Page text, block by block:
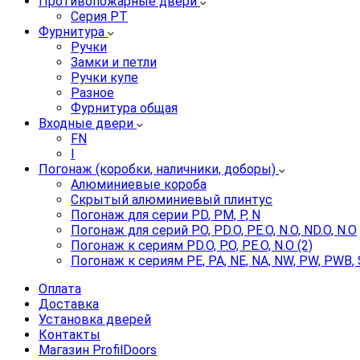
Серия PT
Фурнитура
Ручки
Замки и петли
Ручки купе
Разное
Фурнитура общая
Входные двери
FN
I
Погонаж (коробки, наличники, доборы)
Алюминиевые короба
Скрытый алюминиевый плинтус
Погонаж для серии PD, PM, P, N
Погонаж для серий P.O, PD.O, PE.O, N.O, ND.O, N.O
Погонаж к сериям PD.O, P.O, PE.O, N.O (2)
Погонаж к сериям PE, PA, NE, NA, NW, PW, PWB,
Оплата
Доставка
Установка дверей
Контакты
Магазин ProfilDoors